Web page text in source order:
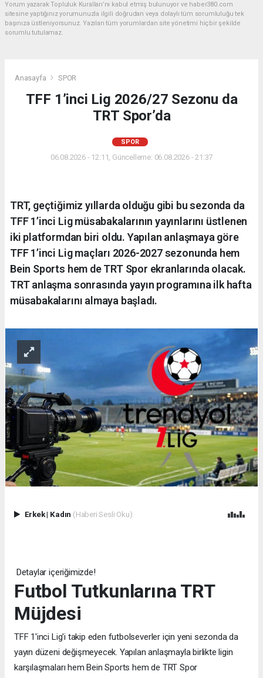
Yorum yazarak Topluluk Kuralları’nı kabul etmiş bulunuyor ve haber380.com
sitesine yaptığınız yorumunuzla ilgili doğrudan veya dolaylı tüm sorumluluğu tek
başınıza üstleniyorsunuz. Yazılan tüm yorumlardan site yönetimi hiçbir şekilde
sorumlu tutulamaz.
Anasayfa SPOR
TFF 1’inci Lig 2026/27 Sezonu da
TRT Spor’da
SPOR
06.08.2026 - 12:11, Güncelleme: 06.08.2026 - 21:37
TRT, geçtiğimiz yıllarda olduğu gibi bu sezonda da
TFF 1’inci Lig müsabakalarının yayınlarını üstlenen
iki platformdan biri oldu. Yapılan anlaşmaya göre
TFF 1’inci Lig maçları 2026-2027 sezonunda hem
Bein Sports hem de TRT Spor ekranlarında olacak.
TRT anlaşma sonrasında yayın programına ilk hafta
müsabakalarını almaya başladı.
Erkek| Kadın (Haberi Sesli Oku)
Detaylar içeriğimizde!
Futbol Tutkunlarına TRT
Müjdesi
TFF 1'inci Lig'i takip eden futbolseverler için yeni sezonda da
yayın düzeni değişmeyecek. Yapılan anlaşmayla birlikte ligin
karşılaşmaları hem Bein Sports hem de TRT Spor